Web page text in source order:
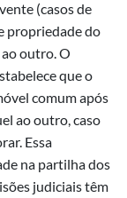
(casos de
propriedade do
ao outro. O
que o
comum após
ao outro, caso
Essa
na partilha dos
judiciais têm